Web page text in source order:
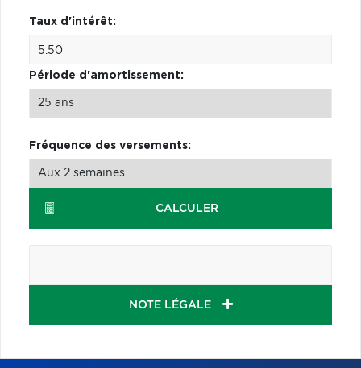
Taux d'intérêt:
Période d'amortissement:
Fréquence des versements:
CALCULER
NOTE LÉGALE